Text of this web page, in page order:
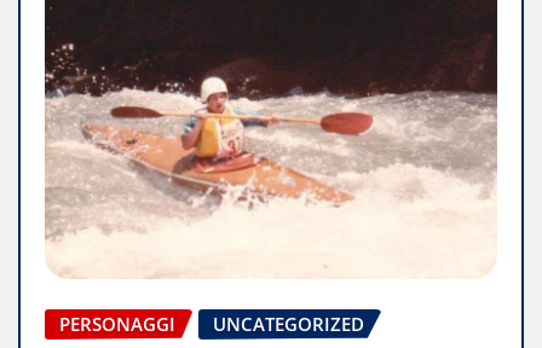
PERSONAGGI UNCATEGORIZED